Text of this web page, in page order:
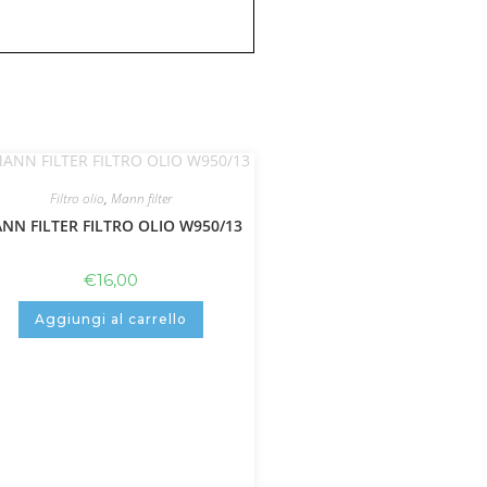
Filtro olio, Mann filter
FILTER FILTRO OLIO W950/13
€16,00
Aggiungi al carrello